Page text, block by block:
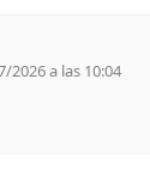
2026 a las 10:04